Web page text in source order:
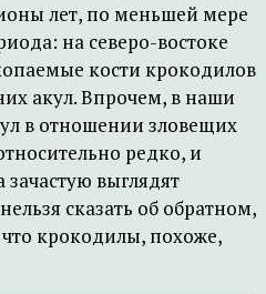
лет, по меньшей мере
на северо-востоке
кости крокодилов
акул. Впрочем, в наши
в отношении зловещих
редко, и
выглядят
сказать об обратном,
крокодилы, похоже,